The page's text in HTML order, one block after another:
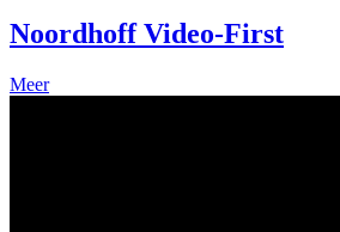
Noordhoff Video-First
Meer